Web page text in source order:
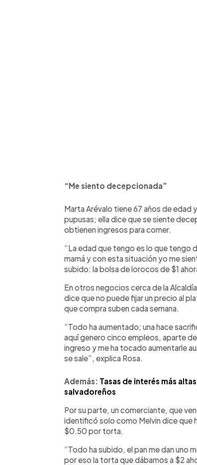
“Me siento decepcionada”
Marta Arévalo tiene 67 años de edad
pupusas; ella dice que se siente
obtienen ingresos para comer.
“La edad que tengo es lo que tengo
mamá y con esta situación yo me
subido: la bolsa de lorocos de $1
En otros negocios cerca de la
dice que no puede fijar un precio al
que compra suben cada semana.
“Todo ha aumentado; una hace
aquí genero cinco empleos, aparte
ingreso y me ha tocado aumentarle
se sale”, explica Rosa.
Además: Tasas de interés más
salvadoreños
Por su parte, un comerciante, que
identificó solo como Melvin dice que
$0.50 por torta.
“Todo ha subido, el pan me dan uno
por eso la torta que dábamos a $2